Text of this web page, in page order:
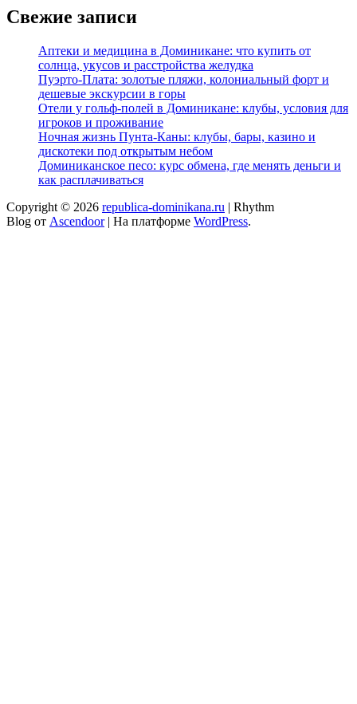
Свежие записи
Аптеки и медицина в Доминикане: что купить от
солнца, укусов и расстройства желудка
Пуэрто-Плата: золотые пляжи, колониальный форт и
дешевые экскурсии в горы
Отели у гольф-полей в Доминикане: клубы, условия для
игроков и проживание
Ночная жизнь Пунта-Каны: клубы, бары, казино и
дискотеки под открытым небом
Доминиканское песо: курс обмена, где менять деньги и
как расплачиваться
Copyright © 2026 republica-dominikana.ru | Rhythm
Blog от Ascendoor| На платформе WordPress.